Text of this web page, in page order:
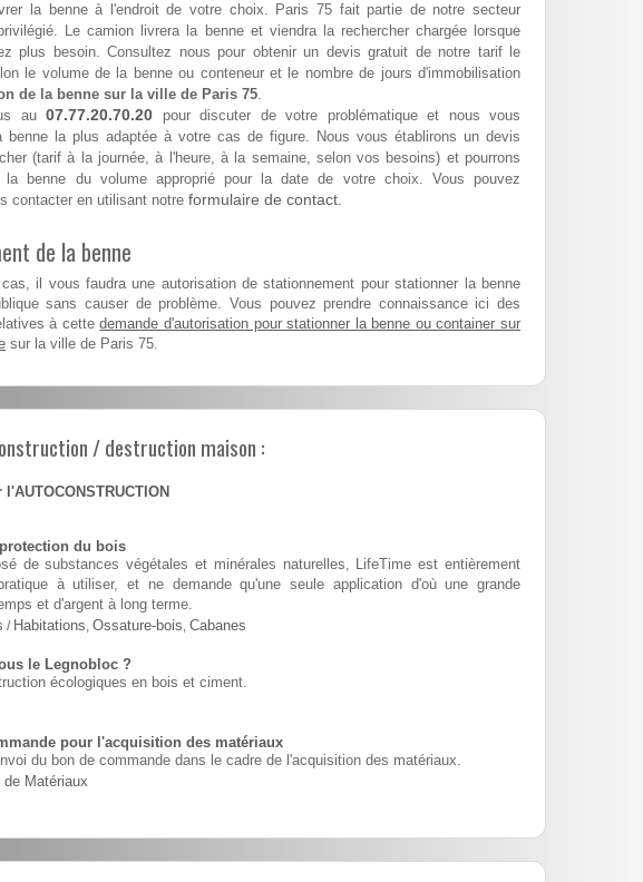
la benne à l'endroit de votre choix. Paris 75 fait partie de notre secteur
Le camion livrera la benne et viendra la rechercher chargée lorsque
plus besoin. Consultez nous pour obtenir un devis gratuit de notre tarif le
le volume de la benne ou conteneur et le nombre de jours d'immobilisation
de la benne sur la ville de Paris 75.
au07.77.20.70.20 pour discuter de votre problématique et nous vous
benne la plus adaptée à votre cas de figure. Nous vous établirons un devis
(tarif à la journée, à l'heure, à la semaine, selon vos besoins) et pourrons
la benne du volume approprié pour la date de votre choix. Vous pouvez
contacter en utilisant notre formulaire de contact.
de la benne
il vous faudra une autorisation de stationnement pour stationner la benne
sans causer de problème. Vous pouvez prendre connaissance ici des
à cettedemande d'autorisation pour stationner la benne ou container sur
sur la ville de Paris 75.
/ destruction maison :
du bois
de substances végétales et minérales naturelles, LifeTime est entièrement
à utiliser, et ne demande qu'une seule application d'où une grande
et d'argent à long terme.
/ Habitations, Ossature-bois, Cabanes
le Legnobloc ?
écologiques en bois et ciment.
pour l'acquisition des matériaux
du bon de commande dans le cadre de l'acquisition des matériaux.
de Matériaux